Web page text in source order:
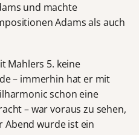
und machte
Adams als auch
Mahlers 5. keine
– immerhin hat er mit
schon eine
– war voraus zu sehen,
Abend wurde ist ein